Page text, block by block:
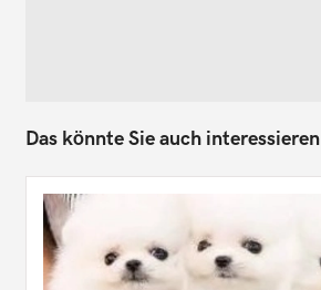
Das könnte Sie auch interessieren